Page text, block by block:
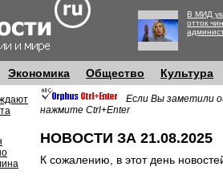
В МИД
отток
Экономика Общество Культура
Если Вы заметили
нажмите Ctrl+Enter
НОВОСТИ ЗА 21.08.2025
К сожалению, в этот день